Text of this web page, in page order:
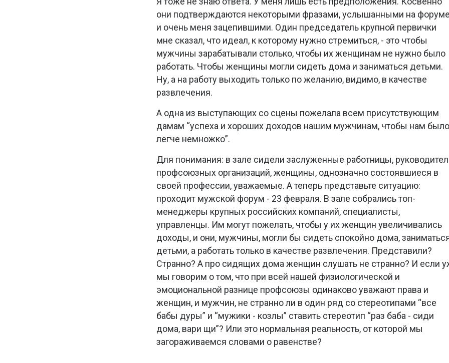
они подтверждаются некоторыми фразами, услышанными на форуме
и очень меня зацепившими. Один председатель крупной первички
мне сказал, что идеал, к которому нужно стремиться, - это чтобы
мужчины зарабатывали столько, чтобы их женщинам не нужно было
работать. Чтобы женщины могли сидеть дома и заниматься детьми.
Ну, а на работу выходить только по желанию, видимо, в качестве
развлечения.
А одна из выступающих со сцены пожелала всем присутствующим
дамам “успеха и хороших доходов нашим мужчинам, чтобы нам было
легче немножко”.
Для понимания: в зале сидели заслуженные работницы,
профсоюзных организаций, женщины, однозначно состоявшиеся в
своей профессии, уважаемые. А теперь представьте ситуацию:
проходит мужской форум - 23 февраля. В зале собрались топ-
менеджеры крупных российских компаний, специалисты,
управленцы. Им могут пожелать, чтобы у их женщин увеличивались
доходы, и они, мужчины, могли бы сидеть спокойно дома,
детьми, а работать только в качестве развлечения. Представили?
Странно? А про сидящих дома женщин слушать не странно? И если
мы говорим о том, что при всей нашей физиологической и
эмоциональной разнице профсоюзы одинаково уважают права и
женщин, и мужчин, не странно ли в один ряд со стереотипами “все
бабы дуры” и “мужики - козлы” ставить стереотип “раз баба - сиди
дома, вари щи”? Или это нормальная реальность, от которой мы
загораживаемся словами о равенстве?